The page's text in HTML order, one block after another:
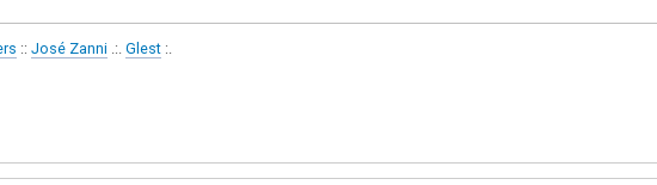
:: José Zanni .:. Glest :.